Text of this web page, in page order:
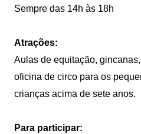
Sempre das 14h às 18h
Atrações:
Aulas de equitação,
oficina de circo para os
crianças acima de sete anos.
Para participar: